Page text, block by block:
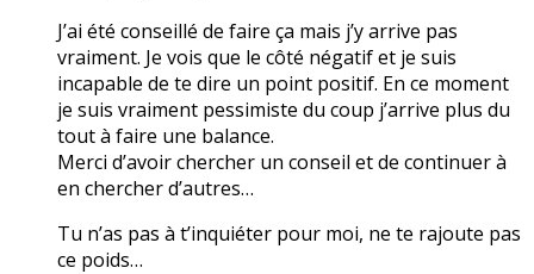
J’ai été conseillé de faire ça mais j’y arrive pas
vraiment. Je vois que le côté négatif et je suis
incapable de te dire un point positif. En ce moment
je suis vraiment pessimiste du coup j’arrive plus du
tout à faire une balance.
Merci d’avoir chercher un conseil et de continuer à
en chercher d’autres…
Tu n’as pas à t’inquiéter pour moi, ne te rajoute pas
ce poids…